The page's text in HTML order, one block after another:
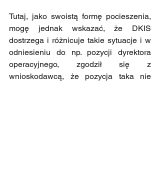
Tutaj, jako swoistą formę pocieszenia,
mogę jednak wskazać, że DKIS
dostrzega i różnicuje takie sytuacje i w
odniesieniu do np. pozycji dyrektora
operacyjnego, zgodził się z
wnioskodawcą, że pozycja taka nie